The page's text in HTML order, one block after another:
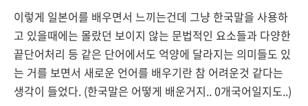
이렇게 일본어를 배우면서 느끼는건데 그냥 한국말을 사용하
고 있을때에는 몰랐던 보이지 않는 문법적인 요소들과 다양한
끝단어처리 등 같은 단어에서도 억양에 달라지는 의미들도 있
는 거를 보면서 새로운 언어를 배우기란 참 어려운것 같다는
생각이 들었다. (한국말은 어떻게 배운거지.. 0개국어일지도..)